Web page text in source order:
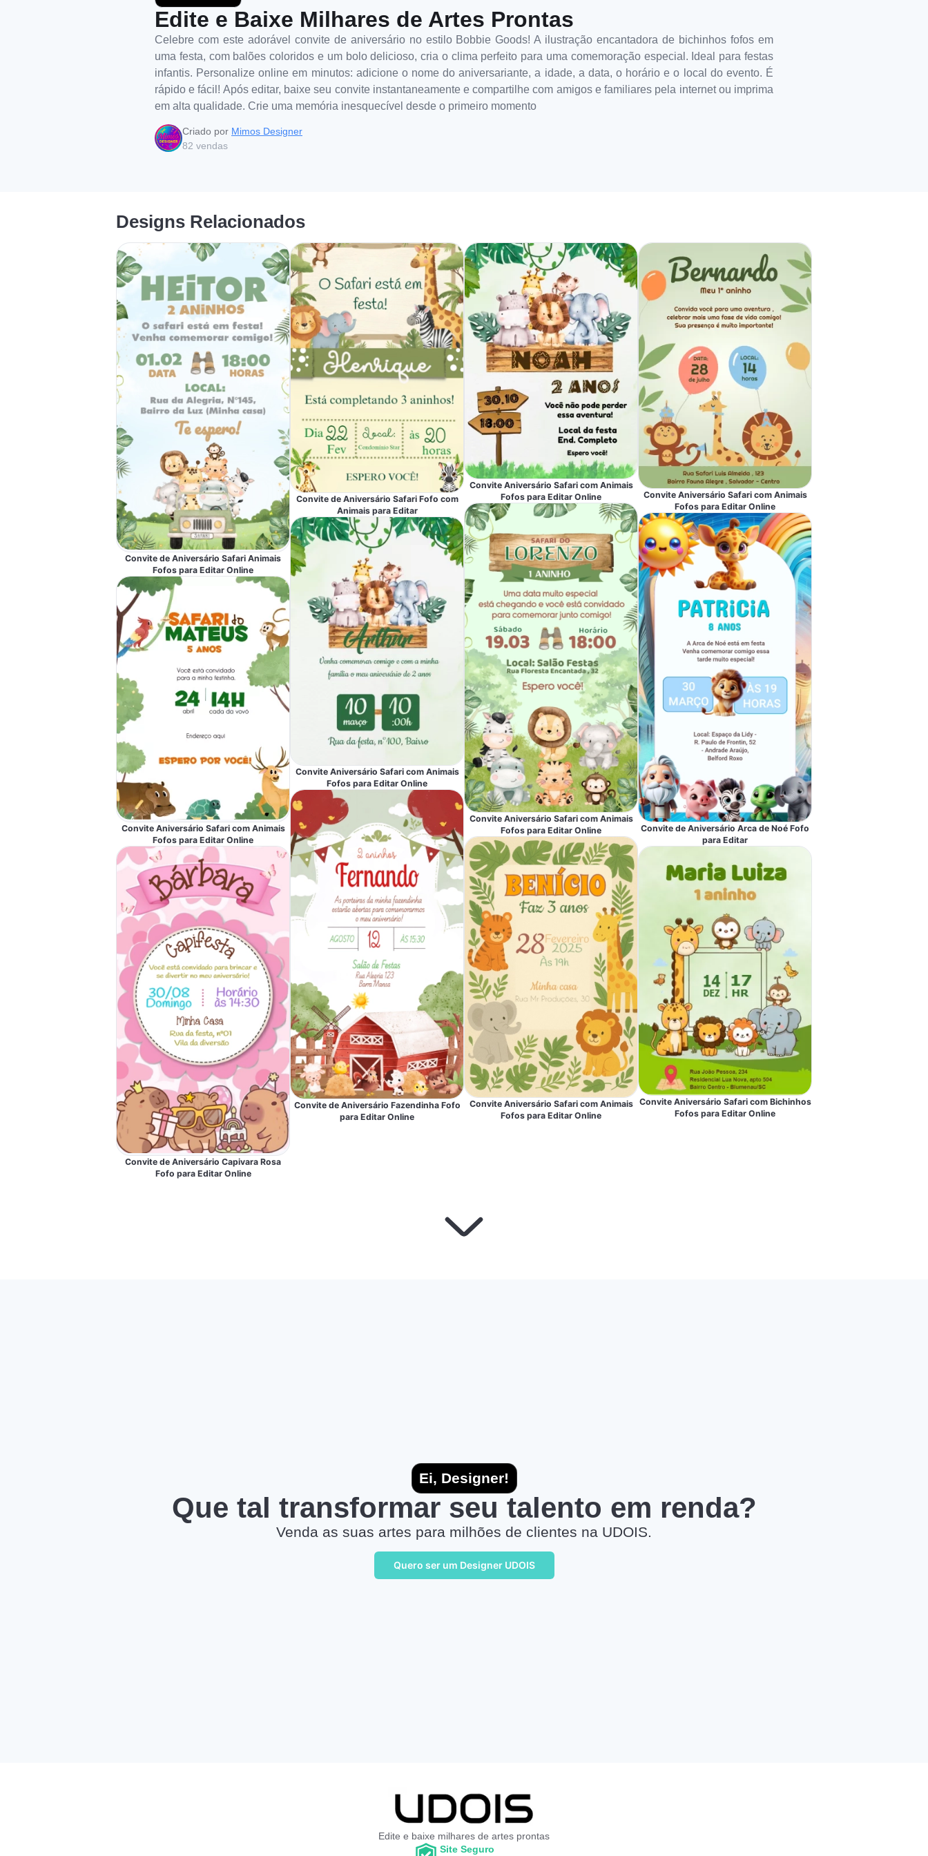
Edite e Baixe Milhares de Artes Prontas
Celebre com este adorável convite de aniversário no estilo Bobbie Goods! A ilustração encantadora de bichinhos fofos em
uma festa, com balões coloridos e um bolo delicioso, cria o clima perfeito para uma comemoração especial. Ideal para festas
infantis. Personalize online em minutos: adicione o nome do aniversariante, a idade, a data, o horário e o local do evento. É
rápido e fácil! Após editar, baixe seu convite instantaneamente e compartilhe com amigos e familiares pela internet ou imprima
em alta qualidade. Crie uma memória inesquecível desde o primeiro momento
Criado por Mimos Designer
82 vendas
Designs Relacionados
Convite de Aniversário Safari Animais
Fofos para Editar Online
Convite Aniversário Safari com Animais
Fofos para Editar Online
Convite de Aniversário Capivara Rosa
Fofo para Editar Online
Convite de Aniversário Safari Fofo com
Animais para Editar
Convite Aniversário Safari com Animais
Fofos para Editar Online
Convite de Aniversário Fazendinha Fofo
para Editar Online
Convite Aniversário Safari com Animais
Fofos para Editar Online
Convite Aniversário Safari com Animais
Fofos para Editar Online
Convite Aniversário Safari com Animais
Fofos para Editar Online
Convite Aniversário Safari com Animais
Fofos para Editar Online
Convite de Aniversário Arca de Noé Fofo
para Editar
Convite Aniversário Safari com Bichinhos
Fofos para Editar Online
Ei, Designer!
Que tal transformar seu talento em renda?
Venda as suas artes para milhões de clientes na UDOIS.
Quero ser um Designer UDOIS
Edite e baixe milhares de artes prontas
Site Seguro